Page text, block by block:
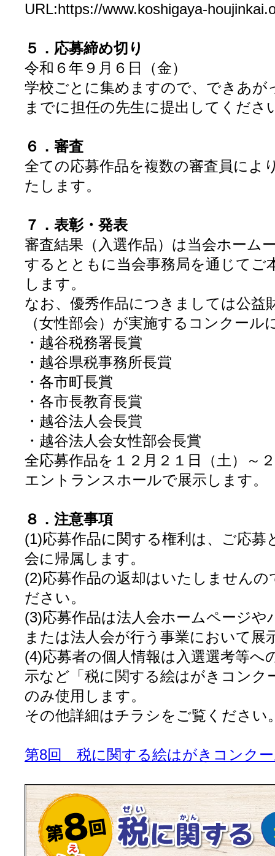
URL:https://www.koshigaya-
５．応募締め切り
令和６年９月６日（金）
学校ごとに集めますので、できあが
までに担任の先生に提出してくださ
６．審査
全ての応募作品を複数の審査員によ
たします。
７．表彰・発表
審査結果（入選作品）は当会ホーム
するとともに当会事務局を通じてご
します。
なお、優秀作品につきましては公益
（女性部会）が実施するコンクール
・越谷税務署長賞
・越谷県税事務所長賞
・各市町長賞
・各市長教育長賞
・越谷法人会長賞
・越谷法人会女性部会長賞
全応募作品を１２月２１日（土）～
エントランスホールで展示します。
８．注意事項
(1)応募作品に関する権利は、ご応募
会に帰属します。
(2)応募作品の返却はいたしません
ださい。
(3)応募作品は法人会ホームページ
または法人会が行う事業において展
(4)応募者の個人情報は入選選考等へ
示など「税に関する絵はがきコンク
のみ使用します。
その他詳細はチラシをご覧ください
第8回 税に関する絵はがきコンク